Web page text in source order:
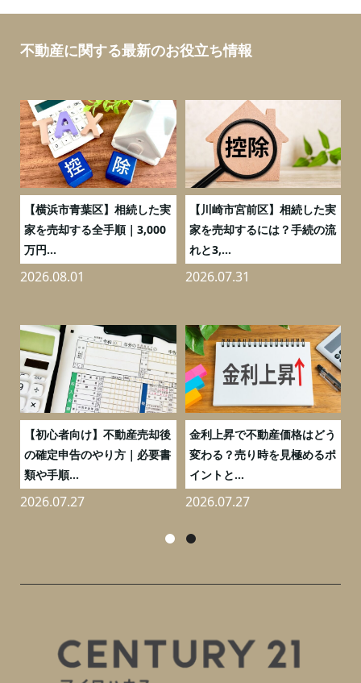
不動産に関する最新のお役立ち情報
【横浜市青葉区】相続した実
家を売却する全手順｜3,000
万円...
2026.08.01
【川崎市宮前区】相続した実
家を売却するには？手続の流
れと3,...
2026.07.31
【初心者向け】不動産売却後
の確定申告のやり方｜必要書
類や手順...
2026.07.27
金利上昇で不動産価格はどう
変わる？売り時を見極めるポ
イントと...
2026.07.27